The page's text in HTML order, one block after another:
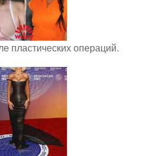
пластических операций.